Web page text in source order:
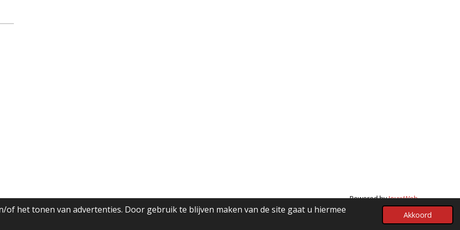
het tonen van advertenties. Door gebruik te blijven maken van de site gaat u hiermee
Akkoord
Powered byJouwWeb